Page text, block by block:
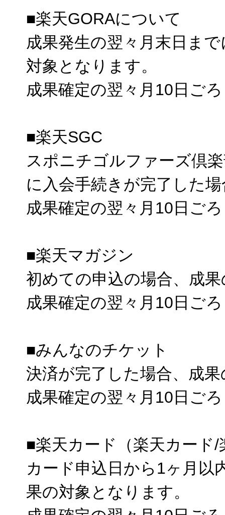
■楽天GORAについて
成果発生の翌々月末日ま
対象となります。
成果確定の翌々月10日ご
■楽天SGC
スポニチゴルファーズ倶
に入会手続きが完了した
成果確定の翌々月10日ご
■楽天マガジン
初めての申込の場合、成
成果確定の翌々月10日ご
■みんなのチケット
決済が完了した場合、成
成果確定の翌々月10日ご
■楽天カード（楽天カード
カード申込日から1ヶ月以
果の対象となります。